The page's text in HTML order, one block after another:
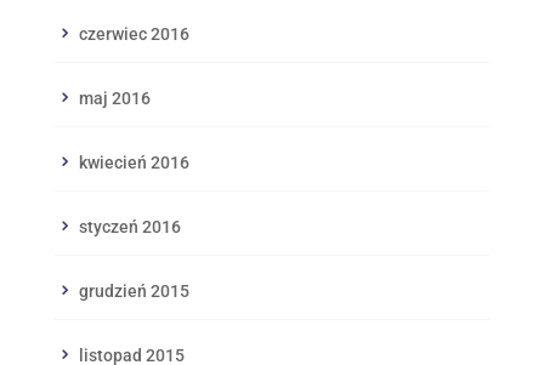
czerwiec 2016
maj 2016
kwiecień 2016
styczeń 2016
grudzień 2015
listopad 2015